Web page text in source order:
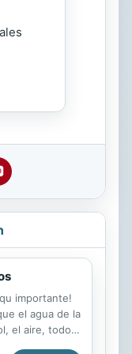
importante!
el agua de la
el aire, todos,